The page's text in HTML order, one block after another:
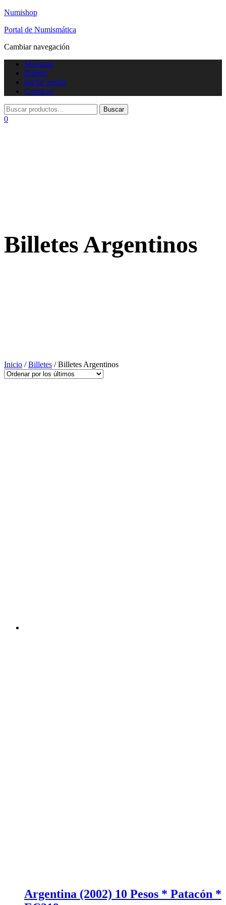
Numishop
Portal de Numismática
Cambiar navegación
Monedas
Billetes
Iniciar sesión
Contacto
0
Billetes Argentinos
Inicio /Billetes / Billetes Argentinos
Argentina (2002) 10 Pesos * Patacón *